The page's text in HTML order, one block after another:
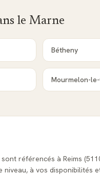
le Marne
Bétheny
Mourmelon-
référencés à Reims
niveau, à vos disponibilités